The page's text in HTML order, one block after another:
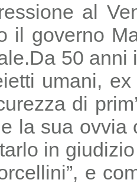
al
il governo
Da 50 anni
umani,
di
la sua
in
e